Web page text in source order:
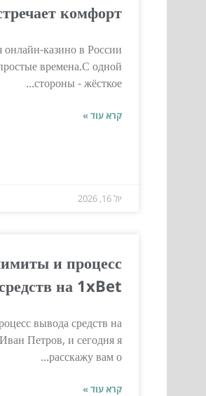
комфорт
казино в России
времена.С одной
стороны - жёсткое...
קרא עוד »
יול 16, 2026
и процесс
на 1xBet?
вывода средств на
Петров, и сегодня я
расскажу вам о...
קרא עוד »